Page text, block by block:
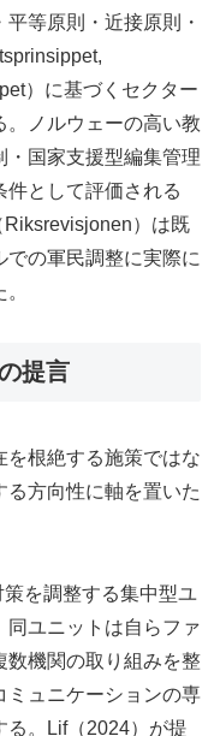
等原則・近接原則・
）に基づくセクター
。ノルウェーの高い教
国家支援型編集管理
件として評価される
）は既
の軍民調整に実際に
提言
根絶する施策ではな
る方向性に軸を置いた
を調整する集中型ユ
同ユニットは自らファ
数機関の取り組みを整
ミュニケーションの専
る。Lif（2024）が提